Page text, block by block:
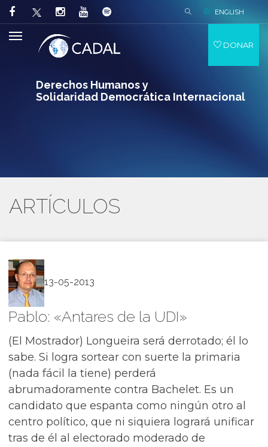
Derechos Humanos y
Solidaridad Democrática Internacional
ENGLISH
DONAR
ARTÍCULOS
13-05-2013
Pablo: «Antares de la UDI»
(El Mostrador) Longueira será derrotado; él lo
sabe. Si logra sortear con suerte la primaria
(nada fácil la tiene) perderá
abrumadoramente contra Bachelet. Es un
candidato que espanta como ningún otro al
centro político, que ni siquiera logrará unificar
tras de él al electorado moderado de